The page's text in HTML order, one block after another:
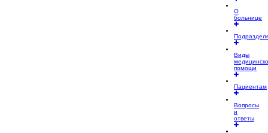
О
больнице
Виды
помощи
Пациентам
Вопросы
и
ответы